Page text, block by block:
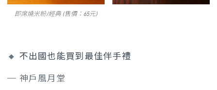
即席燒米粉/經典 (售價：65元)
🔸 不出國也能買到最佳伴手禮
─ 神戶風月堂